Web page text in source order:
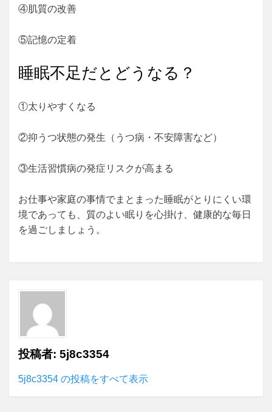
④肌質の改善
⑤記憶の定着
睡眠不足だとどうなる？
①太りやすくなる
②抑うつ状態の発生（うつ病・不安障害など）
③生活習慣病の発症リスクが高まる
お仕事や家庭の事情でまとまった睡眠がとりにくい環
境であっても、質のよい眠りを心掛け、健康的な毎日
を過ごしましょう。
投稿者: 5j8c3354
5j8c3354 の投稿をすべて表示